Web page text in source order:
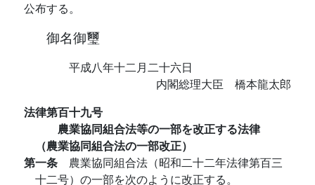
公布する。
御名御璽
平成八年十二月二十六日
内閣総理大臣 橋本龍太郎
法律第百十九号
農業協同組合法等の一部を改正する法律
（農業協同組合法の一部改正）
第一条 農業協同組合法（昭和二十二年法律第百三
十二号）の一部を次のように改正する。